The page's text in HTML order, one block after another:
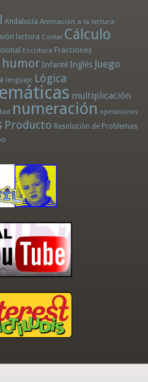
Andalucía Animación a la lectura
lectora Contar Cálculo
Escritura Fracciones
humor Infantil Inglés Juego
lenguaje Lógica
multiplicación
numeración operaciones
Producto Resolución de Problemas